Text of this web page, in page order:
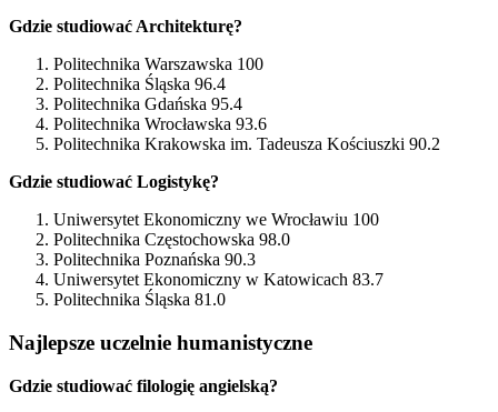
Gdzie studiować Architekturę?
Politechnika Warszawska 100
Politechnika Śląska 96.4
Politechnika Gdańska 95.4
Politechnika Wrocławska 93.6
Politechnika Krakowska im. Tadeusza Kościuszki 90.2
Gdzie studiować Logistykę?
Uniwersytet Ekonomiczny we Wrocławiu 100
Politechnika Częstochowska 98.0
Politechnika Poznańska 90.3
Uniwersytet Ekonomiczny w Katowicach 83.7
Politechnika Śląska 81.0
Najlepsze uczelnie humanistyczne
Gdzie studiować filologię angielską?